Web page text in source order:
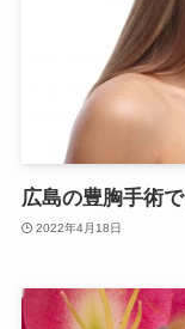
広島の豊胸手術
2022年4月18日